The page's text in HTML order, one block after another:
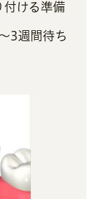
付ける準備
3週間待ち